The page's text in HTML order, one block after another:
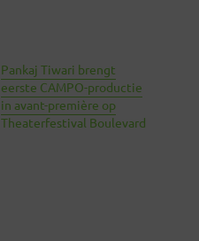
Pankaj Tiwari brengt
eerste CAMPO-productie
in avant-première op
Theaterfestival Boulevard